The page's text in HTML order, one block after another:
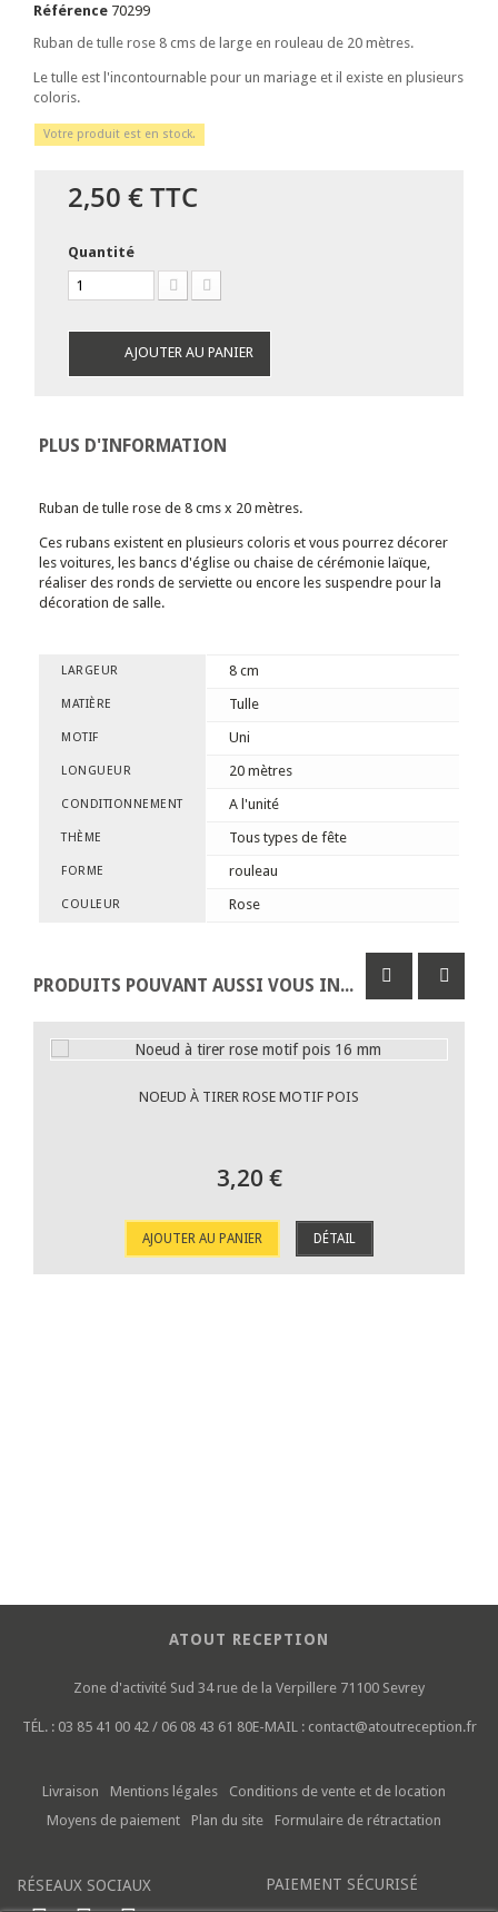
Référence 70299
Ruban de tulle rose 8 cms de large en rouleau de 20 mètres.
Le tulle est l'incontournable pour un mariage et il existe en plusieurs
coloris.
Votre produit est en stock.
2,50 €TTC
Quantité
AJOUTER AU PANIER
PLUS D'INFORMATION
Ruban de tulle rose de 8 cms x 20 mètres.
Ces rubans existent en plusieurs coloris et vous pourrez décorer
les voitures, les bancs d'église ou chaise de cérémonie laïque,
réaliser des ronds de serviette ou encore les suspendre pour la
décoration de salle.
LARGEUR 8 cm
MATIÈRE Tulle
MOTIF Uni
LONGUEUR 20 mètres
CONDITIONNEMENT A l'unité
THÈME Tous types de fête
FORME rouleau
COULEUR Rose
PRODUITS POUVANT AUSSI VOUS INTÉRESSER
NOEUD À TIRER ROSE MOTIF POIS
3,20 €
AJOUTER AU PANIER DÉTAIL
ATOUT RECEPTION
Zone d'activité Sud 34 rue de la Verpillere 71100 Sevrey
TÉL. : 03 85 41 00 42 / 06 08 43 61 80E-MAIL : contact@atoutreception.fr
Livraison Mentions légales
Conditions de vente et de location
Moyens de paiement
Plan du site Formulaire de rétractation
RÉSEAUX SOCIAUX PAIEMENT SÉCURISÉ